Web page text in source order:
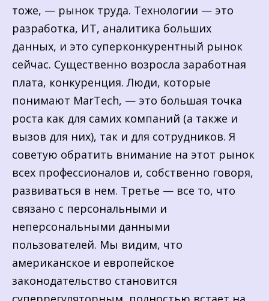
тоже, — рынок труда. Технологии — это
разработка, ИТ, аналитика больших
данных, и это суперконкурентный рынок
сейчас. Существенно возросла заработная
плата, конкуренция. Люди, которые
понимают MarTech, — это большая точка
роста как для самих компаний (а также и
вызов для них), так и для сотрудников. Я
советую обратить внимание на этот рынок
всех профессионалов и, собственно говоря,
развиваться в нем. Третье — все то, что
связано с персональными и
неперсональными данными
пользователей. Мы видим, что
американское и европейское
законодательство становится